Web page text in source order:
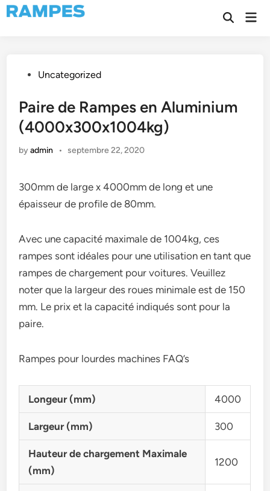
Skip
to
Open
PostedUncategorized
Paire de Rampes en Aluminium
(4000x300x1004kg)
byadmin • septembre 22, 2020
300mm de large x 4000mm de long et une
épaisseur de profile de 80mm.
Avec une capacité maximale de 1004kg, ces
rampes sont idéales pour une utilisation en tant que
rampes de chargement pour voitures. Veuillez
noter que la largeur des roues minimale est de 150
mm. Le prix et la capacité indiqués sont pour la
paire.
Rampes pour lourdes machines FAQ’s
Longeur (mm) 4000
Largeur (mm) 300
Hauteur de chargement Maximale
(mm)
1200